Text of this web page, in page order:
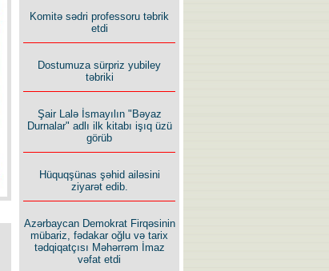
Rusiyanın süqutunu qaçılmaz
edən beş şərt
Komitə sədri professoru təbrik
etdi
Dostumuza sürpriz yubiley
təbriki
Şair Lalə İsmayılın "Bəyaz
Durnalar" adlı ilk kitabı işıq üzü
görüb
Hüquqşünas şəhid ailəsini
ziyarət edib.
Azərbaycan Demokrat Firqəsinin
mübariz, fədakar oğlu və tarix
tədqiqatçısı Məhərrəm İmaz
vəfat etdi